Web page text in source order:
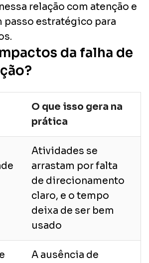
relação com atenção e
passo estratégico para
da falha de
O que isso gera na
prática
Atividades se
arrastam por falta
de direcionamento
claro, e o tempo
deixa de ser bem
usado
A ausência de